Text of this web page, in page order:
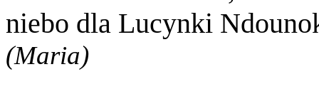
niebo dla Lucynki
(Maria)